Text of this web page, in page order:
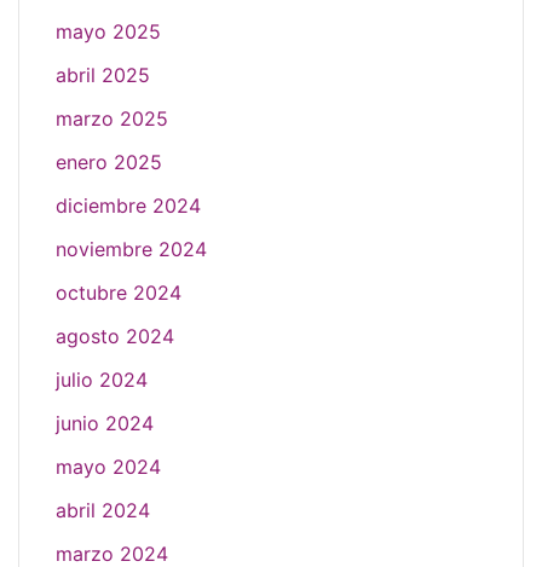
mayo 2025
abril 2025
marzo 2025
enero 2025
diciembre 2024
noviembre 2024
octubre 2024
agosto 2024
julio 2024
junio 2024
mayo 2024
abril 2024
marzo 2024